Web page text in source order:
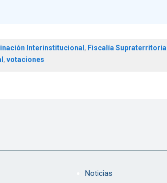
Interinstitucional , Fiscalía Supraterritorial
, votaciones
Noticias